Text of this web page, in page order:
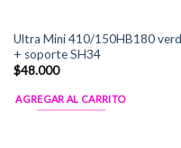
Ultra Mini 410/150HB180
+ soporte SH34
$48.000
AGREGAR AL CARRITO